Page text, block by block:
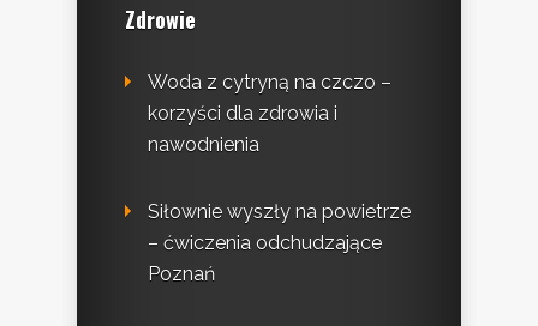
Zdrowie
Woda z cytryną na czczo –
korzyści dla zdrowia i
nawodnienia
Siłownie wyszły na powietrze
– ćwiczenia odchudzające
Poznań